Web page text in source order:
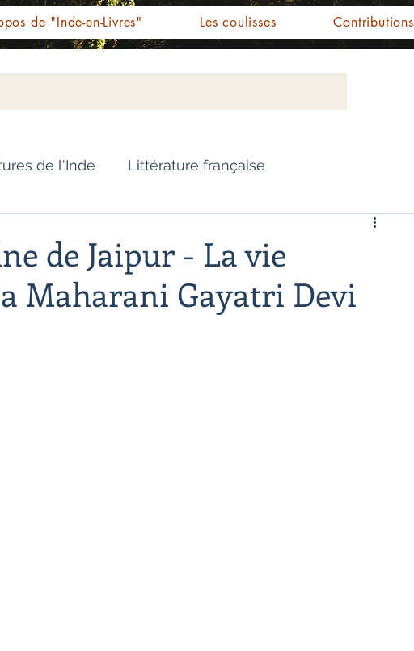
de "Inde-en-Livres" Les coulisses Contributions
de l'Inde Littérature française
Essai Personnalités indiennes
de Jaipur - La vie
Maharani Gayatri Devi